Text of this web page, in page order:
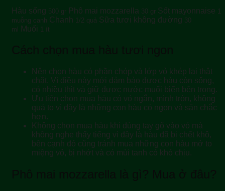
Hàu sống 500 gr Phô mai mozzarella 30 gr Sốt mayonnaise 1
muỗng canh Chanh 1/2 quả Sữa tươi không đường 30
ml Muối 1 ít
Cách chọn mua hàu tươi ngon
Nên chọn hàu có phần chóp và lớp vỏ khép lại thật
chặt. Vì điều này mới đảm bảo được hàu còn sống,
có nhiều thịt và giữ được nước muối biển bên trong.
Ưu tiên chọn mua hàu có vỏ ngắn, mình tròn, không
quá to vì đây là những con hàu có ngon và săn chắc
hơn.
Không chọn mua hàu khi dùng tay gõ vào vỏ mà
không nghe thấy tiếng vì đây là hàu đã bị chết khô,
bên cạnh đó cũng tránh mua những con hàu mở to
miệng vỏ, bị nhớt và có mùi tanh có khó chịu.
Phô mai mozzarella là gì? Mua ở đâu?